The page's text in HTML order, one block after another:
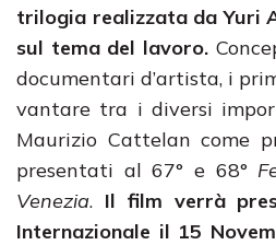
trilogia realizzata da Yuri
sul tema del lavoro.
documentari d’artista, i
vantare tra i diversi
Maurizio Cattelan come
presentati al 67° e 68°
Venezia. Il film verrà
Internazionale il 15